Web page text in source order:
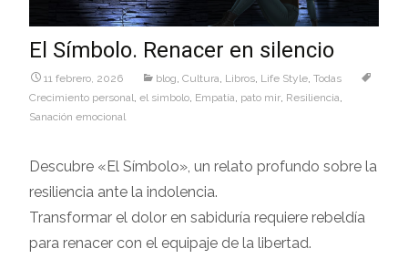
El Símbolo. Renacer en silencio
11 febrero, 2026 blog, Cultura, Libros, Life Style, Todas
Crecimiento personal, el simbolo, Empatía, pato mir, Resiliencia,
Sanación emocional
Descubre «El Símbolo», un relato profundo sobre la
resiliencia ante la indolencia.
Transformar el dolor en sabiduría requiere rebeldía
para renacer con el equipaje de la libertad.